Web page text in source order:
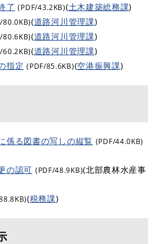
了 (PDF/43.2KB)(土木建築総務課)
80.0KB)(道路河川管理課)
80.6KB)(道路河川管理課)
60.2KB)(道路河川管理課)
指定 (PDF/85.6KB)(空港振興課)
係る図書の写しの縦覧 (PDF/44.0KB)
の認可 (PDF/48.9KB)(北部農林水産事
(税務課)